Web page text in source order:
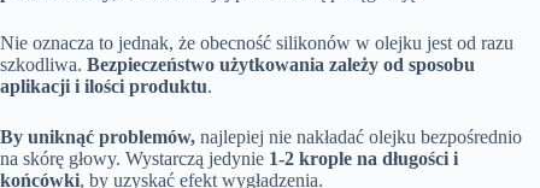
Nie oznacza to jednak, że obecność silikonów w olejku jest od razu
szkodliwa. Bezpieczeństwo użytkowania zależy od sposobu
aplikacji i ilości produktu.
By uniknąć problemów, najlepiej nie nakładać olejku bezpośrednio
na skórę głowy. Wystarczą jedynie 1-2 krople na długości i
końcówki, by uzyskać efekt wygładzenia.